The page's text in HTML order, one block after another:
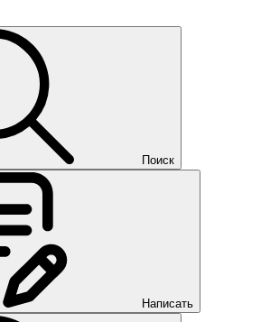
Поиск
Написать